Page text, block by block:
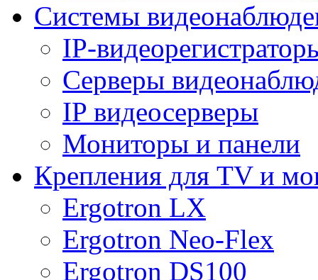
Системы
IP-
Серверы
IP видеосерверы
Мониторы и панели
Крепления для TV и
Ergotron LX
Ergotron Neo-Flex
Ergotron DS100